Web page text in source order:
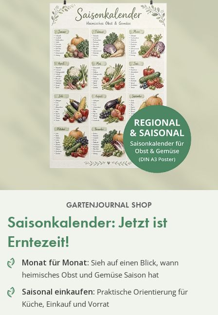
GARTENJOURNAL SHOP
Saisonkalender: Jetzt ist
Erntezeit!
Monat für Monat: Sieh auf einen Blick, wann
heimisches Obst und Gemüse Saison hat
Saisonal einkaufen: Praktische Orientierung für
Küche, Einkauf und Vorrat